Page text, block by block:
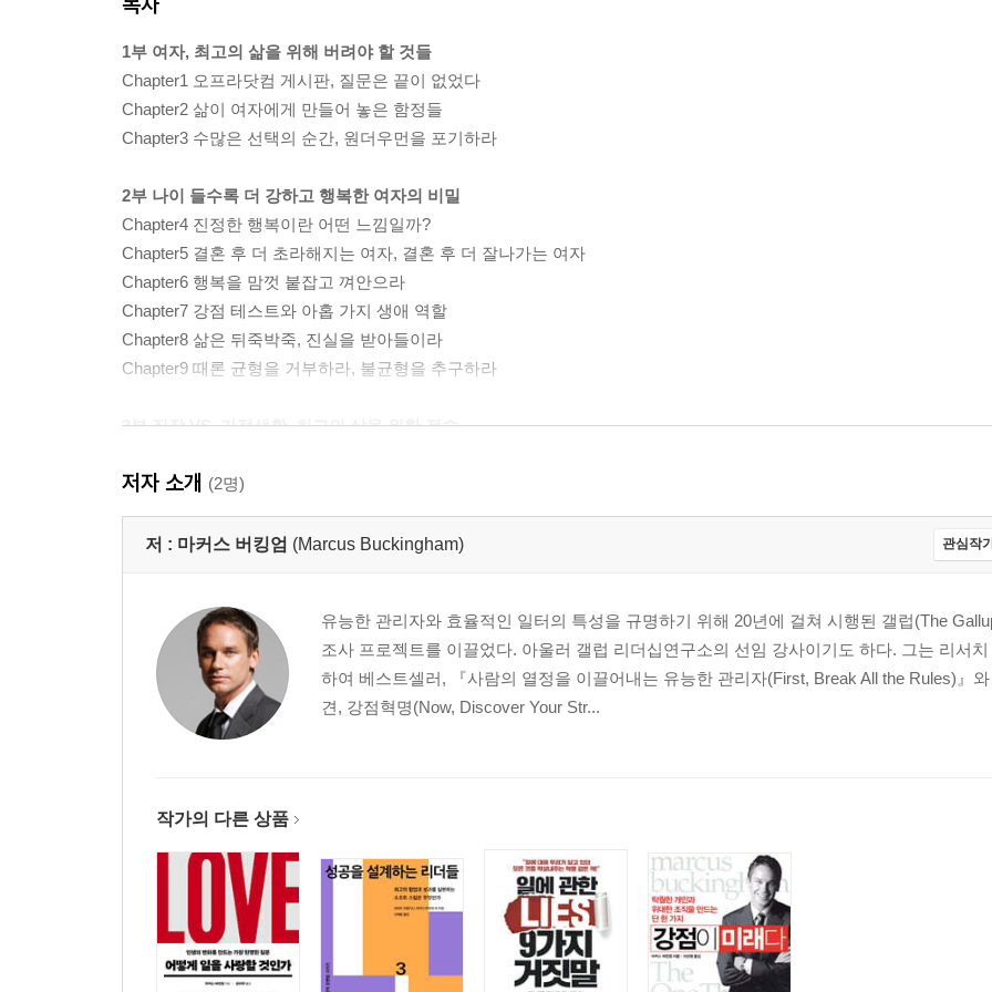
1부 여자, 최고의 삶을 위해 버려야 할 것들
Chapter1 오프라닷컴 게시판, 질문은 끝이 없었다
Chapter2 삶이 여자에게 만들어 놓은 함정들
Chapter3 수많은 선택의 순간, 원더우먼을 포기하라
2부 나이 들수록 더 강하고 행복한 여자의 비밀
Chapter4 진정한 행복이란 어떤 느낌일까?
Chapter5 결혼 후 더 초라해지는 여자, 결혼 후 더 잘나가는 여자
Chapter6 행복을 맘껏 붙잡고 껴안으라
Chapter7 강점 테스트와 아홉 가지 생애 역할
Chapter8 삶은 뒤죽박죽, 진실을 받아들이라
Chapter9 때론 균형을 거부하라, 불균형을 추구하라
3부 직장 VS. 가정생활, 최고의 삶을 위한 전술
Chapter11 성공적인 인간관계를 위한 전략
Chapter12 성공적인 육아를 위한 전략
Chapter13 행복한 미래를 위한 전략
저자 소개 (2명)
저 : 마커스 버킹엄 (Marcus Buckingham) 관심작
유능한 관리자와 효율적인 일터의 특성을 규명하기 위해 20년에 걸쳐 시행된 갤럽(The
조사 프로젝트를 이끌었다. 아울러 갤럽 리더십연구소의 선임 강사이기도 하다. 그는 리서
하여 베스트셀러, 『사람의 열정을 이끌어내는 유능한 관리자(First, Break All the Rules)』
견, 강점혁명(Now, Discover Your Str...
작가의 다른 상품